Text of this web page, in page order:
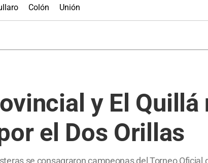
Colón Unión
y El
el Dos Orillas
se consagraron campeonas del Torneo